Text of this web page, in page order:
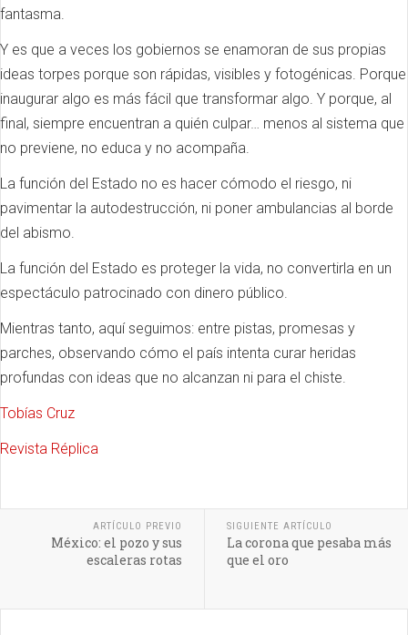
fantasma.
Y es que a veces los gobiernos se enamoran de sus propias
ideas torpes porque son rápidas, visibles y fotogénicas. Porque
inaugurar algo es más fácil que transformar algo. Y porque, al
final, siempre encuentran a quién culpar… menos al sistema que
no previene, no educa y no acompaña.
La función del Estado no es hacer cómodo el riesgo, ni
pavimentar la autodestrucción, ni poner ambulancias al borde
del abismo.
La función del Estado es proteger la vida, no convertirla en un
espectáculo patrocinado con dinero público.
Mientras tanto, aquí seguimos: entre pistas, promesas y
parches, observando cómo el país intenta curar heridas
profundas con ideas que no alcanzan ni para el chiste.
Tobías Cruz
Revista Réplica
ARTÍCULO PREVIO
México: el pozo y sus
escaleras rotas
SIGUIENTE ARTÍCULO
La corona que pesaba más
que el oro